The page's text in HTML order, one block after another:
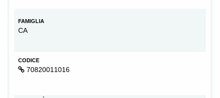
FAMIGLIA
CA
CODICE
70820011016